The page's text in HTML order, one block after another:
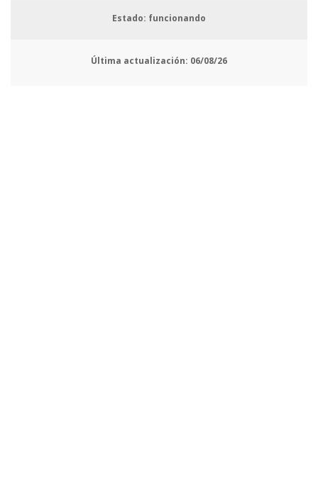
Estado: funcionando
Última actualización: 06/08/26